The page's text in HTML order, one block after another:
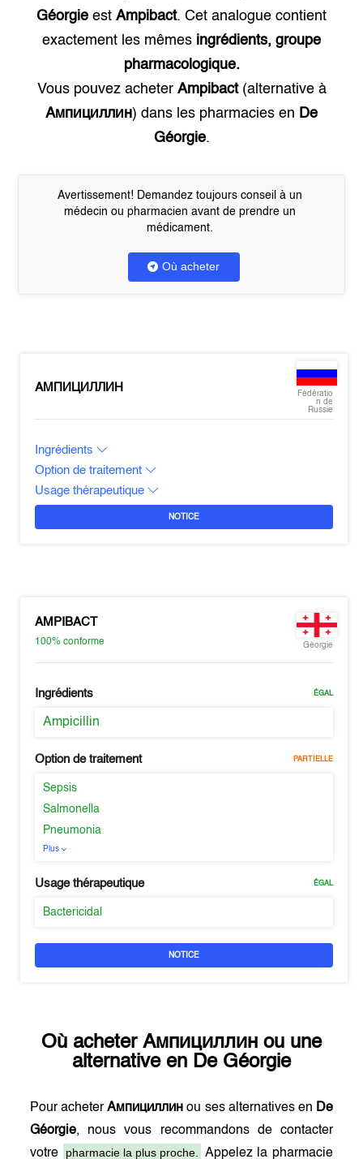
Géorgie est Ampibact. Cet analogue contient
exactement les mêmes ingrédients, groupe
pharmacologique.
Vous pouvez acheter Ampibact(alternative à
Ампициллин) dans les pharmacies en De
Géorgie.
Avertissement! Demandez toujours conseil à un
médecin ou pharmacien avant de prendre un
médicament.
Où acheter
АМПИЦИЛЛИН
Fédératio
n de
Russie
Ingrédients
Option de traitement
Usage thérapeutique
NOTICE
AMPIBACT
100%conforme Géorgie
Ingrédients ÉGAL
Ampicillin
Option de traitement PARTIELLE
Sepsis
Salmonella
Pneumonia
Plus
Usage thérapeutique ÉGAL
Bactericidal
NOTICE
Où acheter Ампициллин ou une
alternative en De Géorgie
Pour acheterАмпициллин ou ses alternatives en De
Géorgie, nous vous recommandons de contacter
votre
pharmacie la plus proche. Appelez la pharmacie